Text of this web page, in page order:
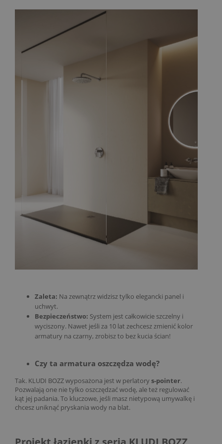
Zaleta: Na zewnątrz widzisz tylko elegancki panel i
uchwyt.
Bezpieczeństwo: System jest całkowicie szczelny i
wyciszony. Nawet jeśli za 10 lat zechcesz zmienić kolor
armatury na czarny, zrobisz to bez kucia ścian!
Czy ta armatura oszczędza wodę?
Tak. KLUDI BOZZ wyposażona jest w perlatorys-pointer.
Pozwalają one nie tylko oszczędzać wodę, ale też regulować
kąt jej padania. To kluczowe, jeśli masz nietypową umywalkę i
chcesz uniknąć pryskania wody na blat.